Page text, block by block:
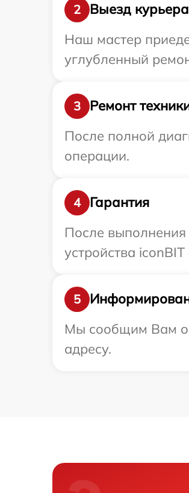
2
Выезд
Наш мастер
углубленный
3
Ремонт
После полной
операции.
4
Гарантия
После
устройства
5
Мы сообщим Вам о
адресу.